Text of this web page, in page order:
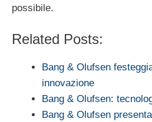
possibile.
Related Posts:
Bang & Olufsen
innovazione
Bang & Olufsen:
Bang & Olufsen